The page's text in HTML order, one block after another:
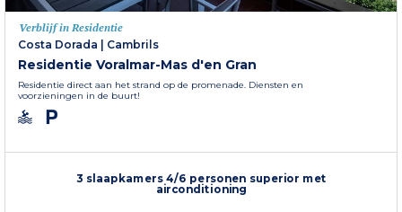
Verblijf in Residentie
Costa Dorada
Cambrils
Residentie Voralmar-Mas d'en Gran
Residentie direct aan het strand op de promenade. Diensten en
voorzieningen in de buurt!
3 slaapkamers 4/6 personen superior met
airconditioning